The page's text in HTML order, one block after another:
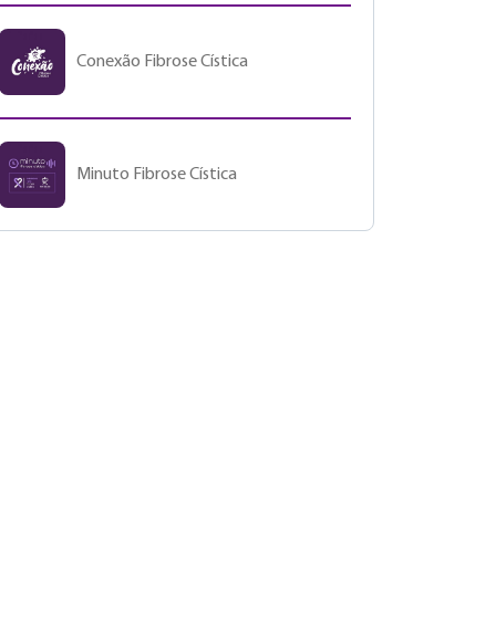
Conexão Fibrose Cística
Minuto Fibrose Cística